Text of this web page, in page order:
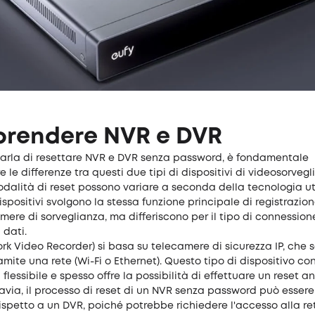
NVR e DVR
di resettare NVR e DVR senza password, è fondamentale
le differenze tra questi due tipi di dispositivi di
di reset possono variare a seconda della tecnologia
svolgono la stessa funzione principale di
di sorveglianza, ma differiscono per il tipo di
dati.
Video Recorder) si basa su telecamere di sicurezza IP, che
una rete (Wi-Fi o Ethernet). Questo tipo di dispositivo
flessibile e spesso offre la possibilità di effettuare un reset
il processo di reset di un NVR senza password può
a un DVR, poiché potrebbe richiedere l'accesso alla